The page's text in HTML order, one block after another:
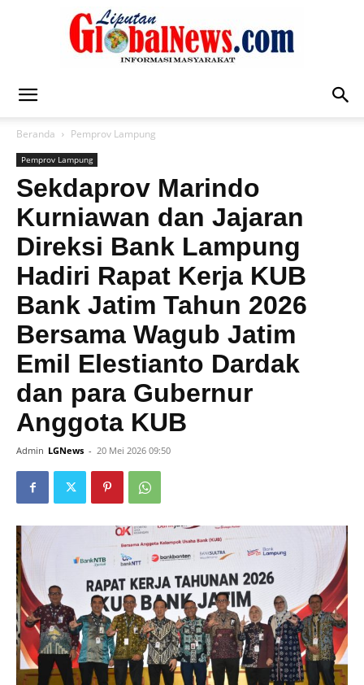
Global
News
Beranda Pemprov Lampung
Pemprov Lampung
Sekdaprov Marindo
Kurniawan dan Jajaran
Direksi Bank Lampung
Hadiri Rapat Kerja KUB
Bank Jatim Tahun 2026
Bersama Wagub Jatim
Emil Elestianto Dardak
dan para Gubernur
Anggota KUB
Admin LGNews - 20 Mei 2026 09:50